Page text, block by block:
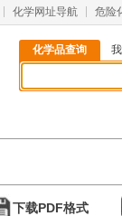
化学网址导航 危险
化学品查询
下载PDF格式